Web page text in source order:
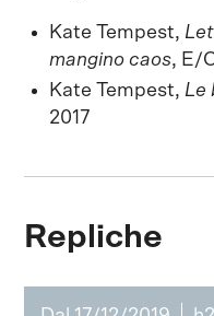
Kate Tempest,
mangino caos, E/
Kate Tempest, Le
2017
Repliche